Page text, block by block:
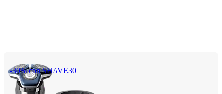
-30% con SHAVE30